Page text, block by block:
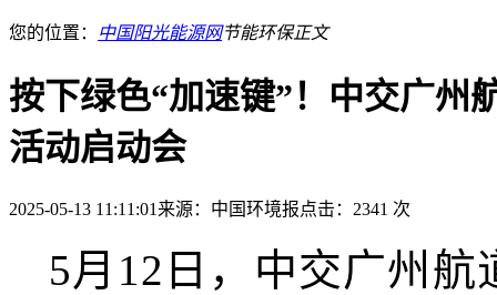
您的位置： 中国阳光能源网节能环保正文
按下绿色“加速键”！中交广州
活动启动会
2025-05-13 11:11:01 来源：中国环境报点击：2341 次
5月12日，中交广州